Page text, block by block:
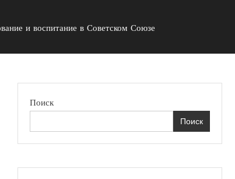
и воспитание в Советском Союзе
Поиск
Поиск